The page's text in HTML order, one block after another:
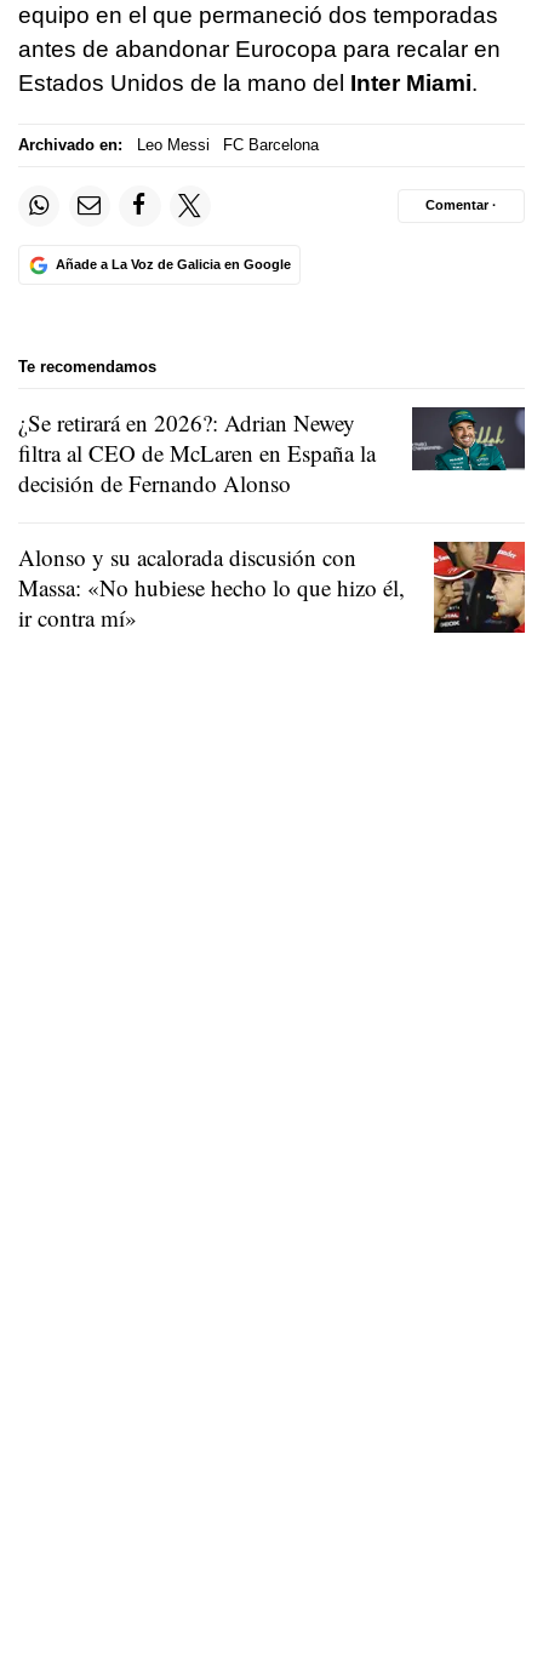
equipo en el que permaneció dos temporadas
antes de abandonar Eurocopa para recalar en
Estados Unidos de la mano del Inter Miami.
Archivado en: Leo Messi FC Barcelona
Añade a La Voz de Galicia en Google
Comentar ·
Te recomendamos
¿Se retirará en 2026?: Adrian Newey
filtra al CEO de McLaren en España la
decisión de Fernando Alonso
Alonso y su acalorada discusión con
Massa: «No hubiese hecho lo que hizo él,
ir contra mí»